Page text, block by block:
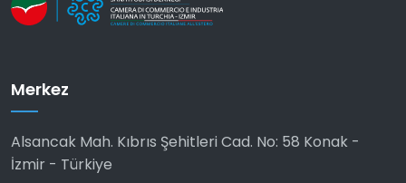
Merkez
Alsancak Mah. Kıbrıs Şehitleri Cad. No: 58 Konak -
İzmir - Türkiye